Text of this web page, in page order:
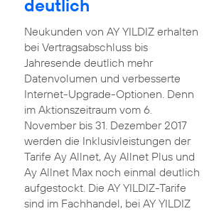
deutlich
Neukunden von AY YILDIZ erhalten
bei Vertragsabschluss bis
Jahresende deutlich mehr
Datenvolumen und verbesserte
Internet-Upgrade-Optionen. Denn
im Aktionszeitraum vom 6.
November bis 31. Dezember 2017
werden die Inklusivleistungen der
Tarife Ay Allnet, Ay Allnet Plus und
Ay Allnet Max noch einmal deutlich
aufgestockt. Die AY YILDIZ-Tarife
sind im Fachhandel, bei AY YILDIZ